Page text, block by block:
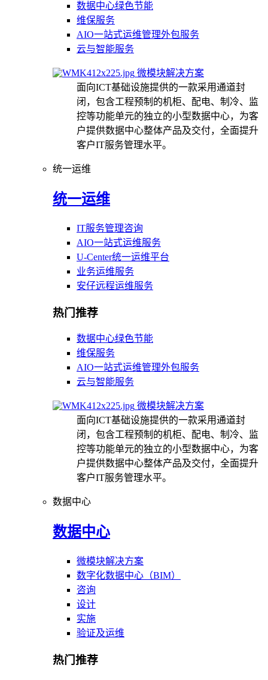
数据中心绿色节能
维保服务
AIO一站式运维管理外包服务
云与智能服务
微模块解决方案
面向ICT基础设施提供的一款采用通道封
闭，包含工程预制的机柜、配电、制冷、监
控等功能单元的独立的小型数据中心，为客
户提供数据中心整体产品及交付，全面提升
客户IT服务管理水平。
统一运维
统一运维
IT服务管理咨询
AIO一站式运维服务
U-Center统一运维平台
业务运维服务
安仔远程运维服务
热门推荐
数据中心绿色节能
维保服务
AIO一站式运维管理外包服务
云与智能服务
微模块解决方案
面向ICT基础设施提供的一款采用通道封
闭，包含工程预制的机柜、配电、制冷、监
控等功能单元的独立的小型数据中心，为客
户提供数据中心整体产品及交付，全面提升
客户IT服务管理水平。
数据中心
数据中心
微模块解决方案
数字化数据中心（BIM）
咨询
设计
实施
验证及运维
热门推荐